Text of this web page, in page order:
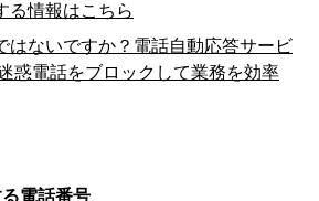
る情報はこちら
はないですか？電話自動応答サービ
惑電話をブロックして業務を効率
電話番号